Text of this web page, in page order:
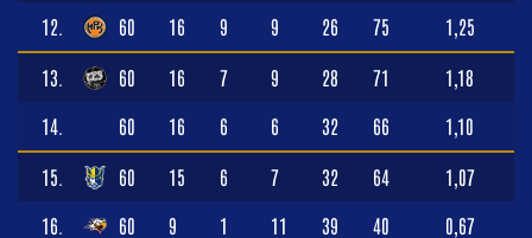
12. 60 16 9 9 26 75 1,25
13. 60 16 7 9 28 71 1,18
14. 60 16 6 6 32 66 1,10
15. 60 15 6 7 32 64 1,07
16. 60 9 1 11 39 40 0,67